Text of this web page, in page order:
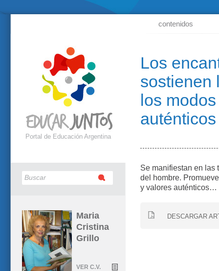
contenidos
Los
sostienen
los
auténticos
Se manifiestan en las
del hombre.
y valores auténticos…
DESCARGAR
Portal de Educación Argentina
Maria
Cristina
Grillo
VER C.V.